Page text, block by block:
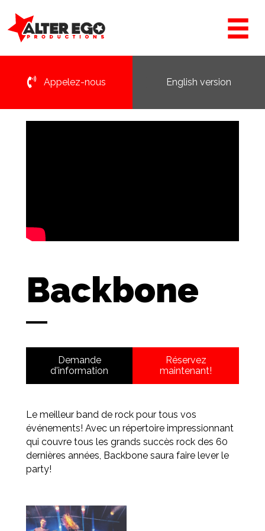
Appelez-nous English version
Backbone
Demande
d'information
Réservez
maintenant!
Le meilleur band de rock pour tous vos
événements! Avec un répertoire impressionnant
qui couvre tous les grands succès rock des 60
dernières années, Backbone saura faire lever le
party!